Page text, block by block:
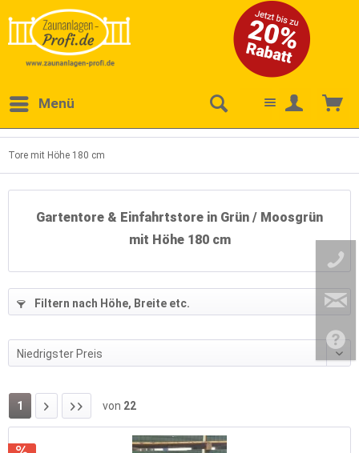
Menü
Tore mit Höhe 180 cm
Gartentore & Einfahrtstore in Grün / Moosgrün
mit Höhe 180 cm
Filtern nach Höhe, Breite etc.
1 von 22